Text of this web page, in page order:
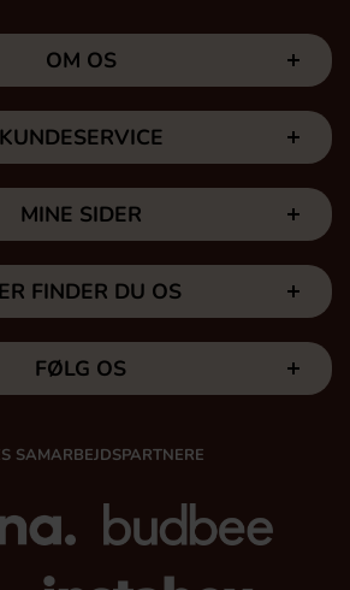
OM OS
KUNDESERVICE
MINE SIDER
FINDER DU OS
FØLG OS
SAMARBEJDSPARTNERE